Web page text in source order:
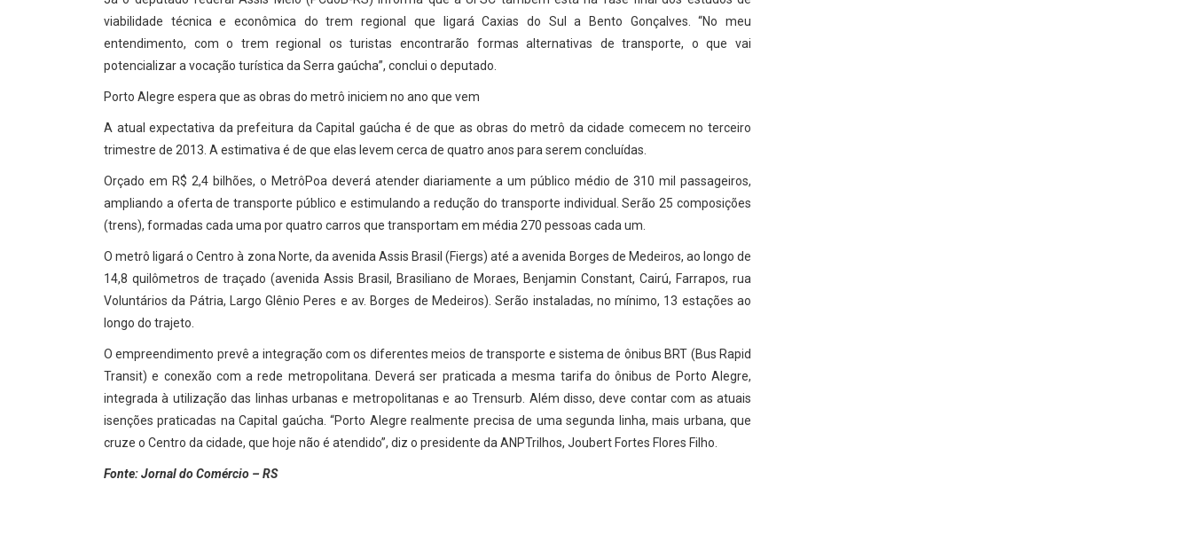
viabilidade técnica e econômica do trem regional que ligará Caxias do Sul a Bento Gonçalves. “No meu
entendimento, com o trem regional os turistas encontrarão formas alternativas de transporte, o que vai
potencializar a vocação turística da Serra gaúcha”, conclui o deputado.
Porto Alegre espera que as obras do metrô iniciem no ano que vem
A atual expectativa da prefeitura da Capital gaúcha é de que as obras do metrô da cidade comecem no terceiro
trimestre de 2013. A estimativa é de que elas levem cerca de quatro anos para serem concluídas.
Orçado em R$ 2,4 bilhões, o MetrôPoa deverá atender diariamente a um público médio de 310 mil passageiros,
ampliando a oferta de transporte público e estimulando a redução do transporte individual. Serão 25 composições
(trens), formadas cada uma por quatro carros que transportam em média 270 pessoas cada um.
O metrô ligará o Centro à zona Norte, da avenida Assis Brasil (Fiergs) até a avenida Borges de Medeiros, ao longo de
14,8 quilômetros de traçado (avenida Assis Brasil, Brasiliano de Moraes, Benjamin Constant, Cairú, Farrapos, rua
Voluntários da Pátria, Largo Glênio Peres e av. Borges de Medeiros). Serão instaladas, no mínimo, 13 estações ao
longo do trajeto.
O empreendimento prevê a integração com os diferentes meios de transporte e sistema de ônibus BRT (Bus Rapid
Transit) e conexão com a rede metropolitana. Deverá ser praticada a mesma tarifa do ônibus de Porto Alegre,
integrada à utilização das linhas urbanas e metropolitanas e ao Trensurb. Além disso, deve contar com as atuais
isenções praticadas na Capital gaúcha. “Porto Alegre realmente precisa de uma segunda linha, mais urbana, que
cruze o Centro da cidade, que hoje não é atendido”, diz o presidente da ANPTrilhos, Joubert Fortes Flores Filho.
Fonte: Jornal do Comércio – RS